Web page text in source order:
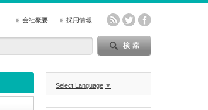
会社概要 採用情報
Select Language ▼